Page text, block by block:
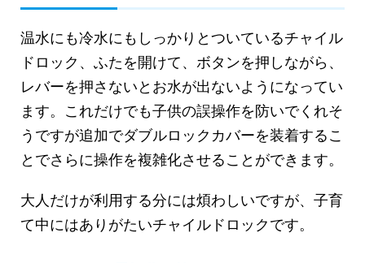
温水にも冷水にもしっかりとついているチャイル
ドロック、ふたを開けて、ボタンを押しながら、
レバーを押さないとお水が出ないようになってい
ます。これだけでも子供の誤操作を防いでくれそ
うですが追加でダブルロックカバーを装着するこ
とでさらに操作を複雑化させることができます。
大人だけが利用する分には煩わしいですが、子育
て中にはありがたいチャイルドロックです。